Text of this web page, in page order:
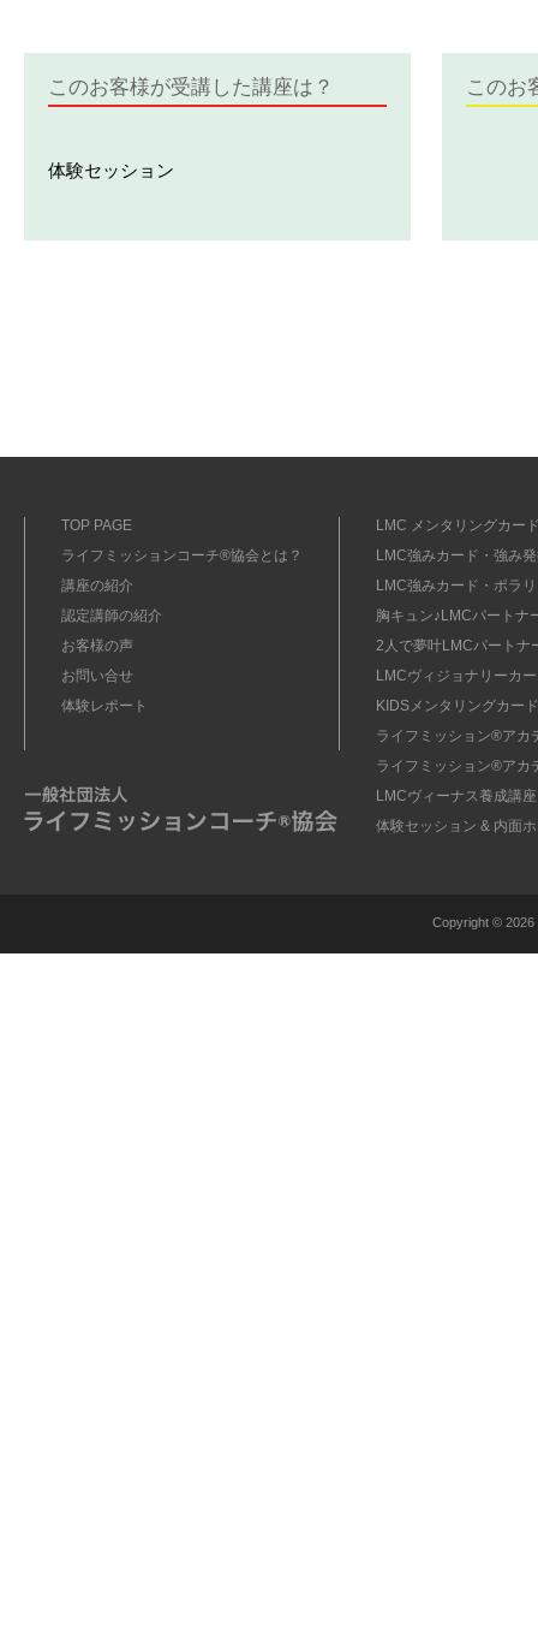
このお客様が受講した講座は？
体験セッション
このお
TOP PAGE
ライフミッションコーチ®協会とは？
講座の紹介
認定講師の紹介
お客様の声
お問い合せ
体験レポート
LMC メンタリングカー
LMC強みカード・強み
LMC強みカード・ポラ
胸キュン♪LMCパートナ
2人で夢叶LMCパートナ
LMCヴィジョナリーカ
KIDSメンタリングカー
ライフミッション®︎アカ
ライフミッション®︎アカ
LMCヴィーナス養成講座
体験セッション & 内面
Copyright © 2026